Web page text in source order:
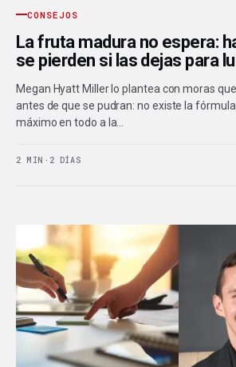
CONSEJOS
La fruta madura no espera:
se pierden si las dejas para
Megan Hyatt Miller lo plantea con moras
antes de que se pudran: no existe la fórmula
máximo en todo a la…
2 MIN · 2 DÍAS